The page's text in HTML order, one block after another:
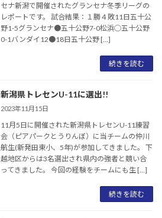
セナ新潟で開催されたグランセナ冬季リーグの
レポートです。 試合結果：１勝４敗11日五十公
野1-5グランセナ●五十公野7-0松浜◯五十公野
0-1バンダイ12●18日五十公野 […]
続きを読む
新潟県トレセンU-11に選出!!
2023年11月15日
11月5日に開催された新潟県トレセンU-11練習
会（ピアパークとうりんぼ）に当チームの仲川
航生(新発田東小、5年)が参加してきました。 下
越地区からは3名選出され県内の強者と競い合
ってきました。 今回の経験をチームにも生 […]
続きを読む